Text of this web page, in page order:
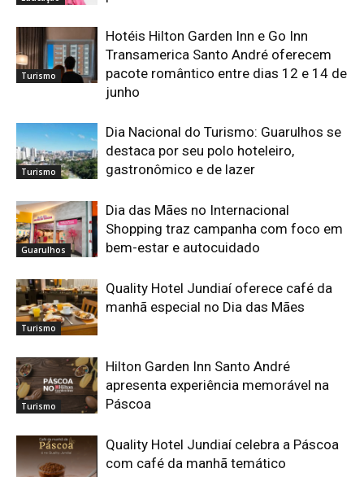
Turismo
Hotéis Hilton Garden Inn e Go Inn
Transamerica Santo André oferecem
pacote romântico entre dias 12 e 14 de
junho
Turismo
Dia Nacional do Turismo: Guarulhos se
destaca por seu polo hoteleiro,
gastronômico e de lazer
Guarulhos
Dia das Mães no Internacional
Shopping traz campanha com foco em
bem-estar e autocuidado
Turismo
Quality Hotel Jundiaí oferece café da
manhã especial no Dia das Mães
Turismo
Hilton Garden Inn Santo André
apresenta experiência memorável na
Páscoa
Quality Hotel Jundiaí celebra a Páscoa
com café da manhã temático